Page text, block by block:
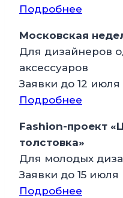
Подробнее
Московская
Для дизайнеров
аксессуаров
Заявки до 12 июля
Подробнее
Fashion-проект
толстовка»
Для молодых
Заявки до 15 июля
Подробнее